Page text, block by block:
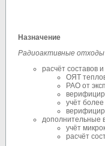
Назначение
Радиоактивные
расчёт составов
ОЯТ
РАО от
учёт
дополнительные
учёт
расчёт